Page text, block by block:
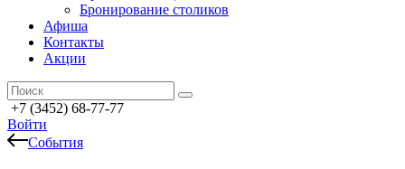
Бронирование столиков
Афиша
Контакты
Акции
+7 (3452) 68-77-77
Войти
События